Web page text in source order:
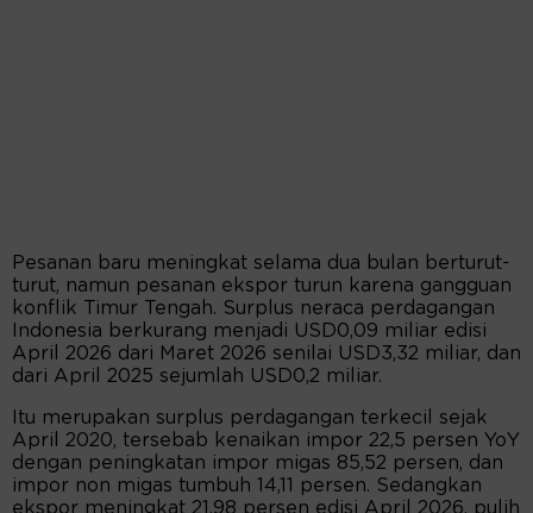
Pesanan baru meningkat selama dua bulan berturut-
turut, namun pesanan ekspor turun karena gangguan
konflik Timur Tengah. Surplus neraca perdagangan
Indonesia berkurang menjadi USD0,09 miliar edisi
April 2026 dari Maret 2026 senilai USD3,32 miliar, dan
dari April 2025 sejumlah USD0,2 miliar.
Itu merupakan surplus perdagangan terkecil sejak
April 2020, tersebab kenaikan impor 22,5 persen YoY
dengan peningkatan impor migas 85,52 persen, dan
impor non migas tumbuh 14,11 persen. Sedangkan
ekspor meningkat 21,98 persen edisi April 2026, pulih